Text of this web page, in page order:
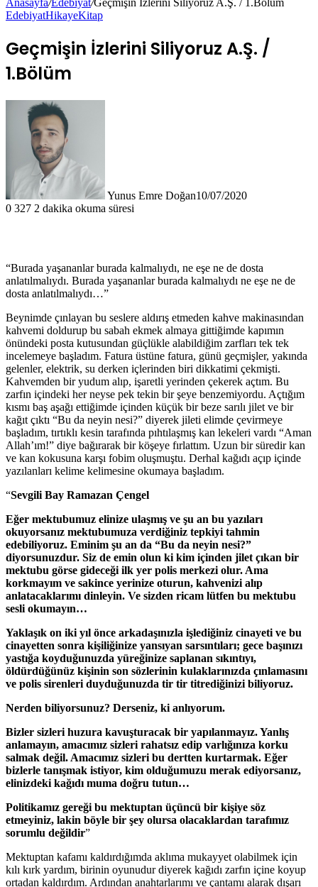
Anasayfa/Edebiyat/Geçmişin İzlerini Siliyoruz A.Ş. / 1.Bölüm
EdebiyatHikayeKitap
Geçmişin İzlerini Siliyoruz A.Ş. /
1.Bölüm
Yunus Emre Doğan10/07/2020
0 327 2 dakika okuma süresi
“Burada yaşananlar burada kalmalıydı, ne eşe ne de dosta
anlatılmalıydı. Burada yaşananlar burada kalmalıydı ne eşe ne de
dosta anlatılmalıydı…”
Beynimde çınlayan bu seslere aldırış etmeden kahve makinasından
kahvemi doldurup bu sabah ekmek almaya gittiğimde kapımın
önündeki posta kutusundan güçlükle alabildiğim zarfları tek tek
incelemeye başladım. Fatura üstüne fatura, günü geçmişler, yakında
gelenler, elektrik, su derken içlerinden biri dikkatimi çekmişti.
Kahvemden bir yudum alıp, işaretli yerinden çekerek açtım. Bu
zarfın içindeki her neyse pek tekin bir şeye benzemiyordu. Açtığım
kısmı baş aşağı ettiğimde içinden küçük bir beze sarılı jilet ve bir
kağıt çıktı “Bu da neyin nesi?” diyerek jileti elimde çevirmeye
başladım, tırtıklı kesin tarafında pıhtılaşmış kan lekeleri vardı “Aman
Allah’ım!” diye bağırarak bir köşeye fırlattım. Uzun bir süredir kan
ve kan kokusuna karşı fobim oluşmuştu. Derhal kağıdı açıp içinde
yazılanları kelime kelimesine okumaya başladım.
“Sevgili Bay Ramazan Çengel
Eğer mektubumuz elinize ulaşmış ve şu an bu yazıları
okuyorsanız mektubumuza verdiğiniz tepkiyi tahmin
edebiliyoruz. Eminim şu an da “Bu da neyin nesi?”
diyorsunuzdur. Siz de emin olun ki kim içinden jilet çıkan bir
mektubu görse gideceği ilk yer polis merkezi olur. Ama
korkmayım ve sakince yerinize oturun, kahvenizi alıp
anlatacaklarımı dinleyin. Ve sizden ricam lütfen bu mektubu
sesli okumayın…
Yaklaşık on iki yıl önce arkadaşınızla işlediğiniz cinayeti ve bu
cinayetten sonra kişiliğinize yansıyan sarsıntıları; gece başınızı
yastığa koyduğunuzda yüreğinize saplanan sıkıntıyı,
öldürdüğünüz kişinin son sözlerinin kulaklarınızda çınlamasını
ve polis sirenleri duyduğunuzda tir tir titrediğinizi biliyoruz.
Nerden biliyorsunuz? Derseniz, ki anlıyorum.
Bizler sizleri huzura kavuşturacak bir yapılanmayız. Yanlış
anlamayın, amacımız sizleri rahatsız edip varlığınıza korku
salmak değil. Amacımız sizleri bu dertten kurtarmak. Eğer
bizlerle tanışmak istiyor, kim olduğumuzu merak ediyorsanız,
elinizdeki kağıdı muma doğru tutun…
Politikamız gereği bu mektuptan üçüncü bir kişiye söz
etmeyiniz, lakin böyle bir şey olursa olacaklardan tarafımız
sorumlu değildir”
Mektuptan kafamı kaldırdığımda aklıma mukayyet olabilmek için
kılı kırk yardım, birinin oyunudur diyerek kağıdı zarfın içine koyup
ortadan kaldırdım. Ardından anahtarlarımı ve çantamı alarak dışarı